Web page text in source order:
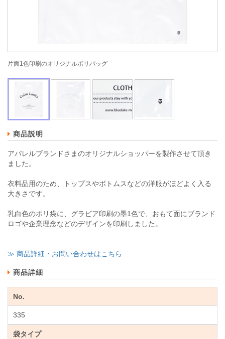
片面1色印刷のオリジナルポリバッグ
商品説明
アパレルブランドさまのオリジナルショッパーを製作させて頂き
ました。
衣料品用のため、トップスやボトムスなどの洋服がほどよく入る
大きさです。
乳白色のポリ袋に、グラビア印刷の墨1色で、おもて面にブランド
ロゴや企業理念などのデザインを印刷しました。
≫ 商品詳細・お問い合わせはこちら
商品詳細
No.
335
袋タイプ